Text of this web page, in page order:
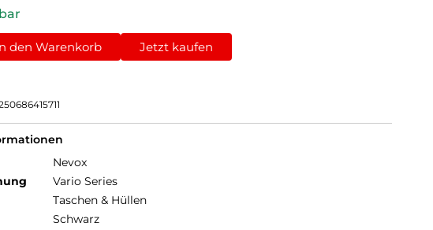
den Warenkorb Jetzt kaufen
Nevox
Vario Series
Taschen & Hüllen
Schwarz